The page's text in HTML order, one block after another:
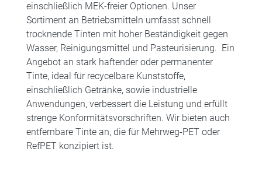
einschließlich MEK-freier Optionen. Unser
Sortiment an Betriebsmitteln umfasst schnell
trocknende Tinten mit hoher Beständigkeit gegen
Wasser, Reinigungsmittel und Pasteurisierung. Ein
Angebot an stark haftender oder permanenter
Tinte, ideal für recycelbare Kunststoffe,
einschließlich Getränke, sowie industrielle
Anwendungen, verbessert die Leistung und erfüllt
strenge Konformitätsvorschriften. Wir bieten auch
entfernbare Tinte an, die für Mehrweg-PET oder
RefPET konzipiert ist.